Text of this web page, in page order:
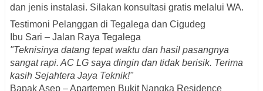
dan jenis instalasi. Silakan konsultasi gratis melalui WA.
Testimoni Pelanggan di Tegalega dan Cigudeg
Ibu Sari – Jalan Raya Tegalega
"Teknisinya datang tepat waktu dan hasil pasangnya
sangat rapi. AC LG saya dingin dan tidak berisik. Terima
kasih Sejahtera Jaya Teknik!"
Bapak Asep – Apartemen Bukit Nangka Residence